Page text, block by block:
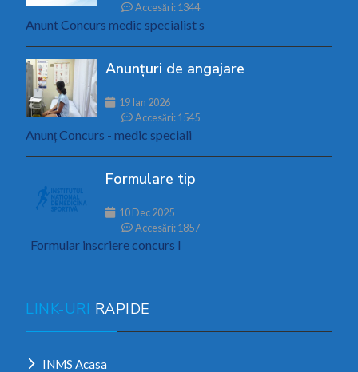
Accesări: 1344
Anunt Concurs medic specialist s
Anunțuri de angajare
19 Ian 2026
Accesări: 1545
Anunț Concurs - medic speciali
Formulare tip
10 Dec 2025
Accesări: 1857
Formular inscriere concurs I
LINK-URI RAPIDE
INMS Acasa